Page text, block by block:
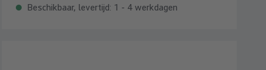
Beschikbaar, levertijd: 1 - 4 werkdagen